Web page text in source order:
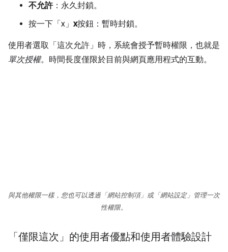
不允許：永久封鎖。
按一下「x」 x按鈕：暫時封鎖。
使用者選取「這次允許」 時，系統會授予暫時權限，也就是
單次授權。時間長度僅限於目前與網頁應用程式的互動。
與其他權限一樣，您也可以透過「網站控制項」 或「網站設定」 管理一次
性權限。
「僅限這次」的使用者優點和使用者體驗設計